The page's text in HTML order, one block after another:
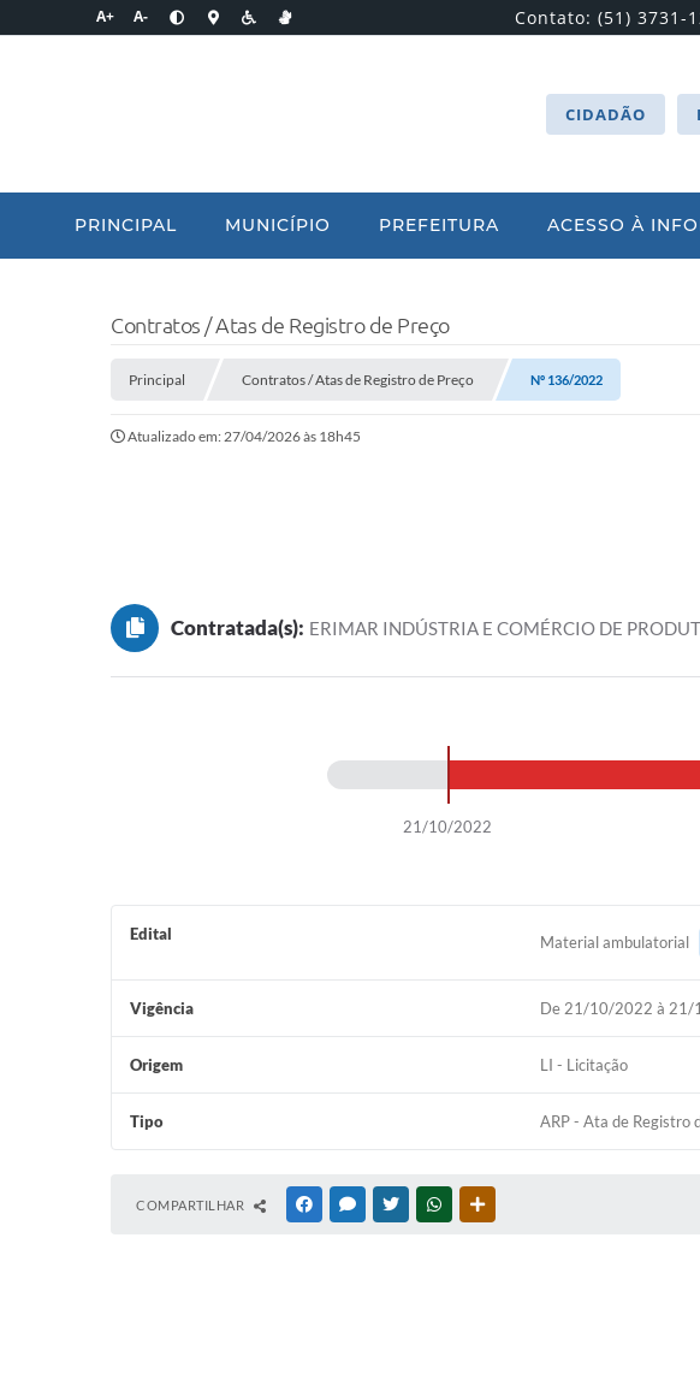
A+ A- Contato: (51) 3731-
CIDADÃO
PRINCIPAL MUNICÍPIO PREFEITURA ACESSO À
Contratos / Atas de Registro de Preço
Principal Contratos / Atas de Registro de Preço Nº 136/2022
Atualizado em: 27/04/2026 às 18h45
Contratada(s): ERIMAR INDÚSTRIA E COMÉRCIO DE
21/10/2022
Edital Material ambulatorial
Vigência De 21/10/2022 à 21/
Origem LI - Licitação
Tipo ARP - Ata de Registro
COMPARTILHAR FACEBOOKMESSENGER
TWITTERWHATSAPP